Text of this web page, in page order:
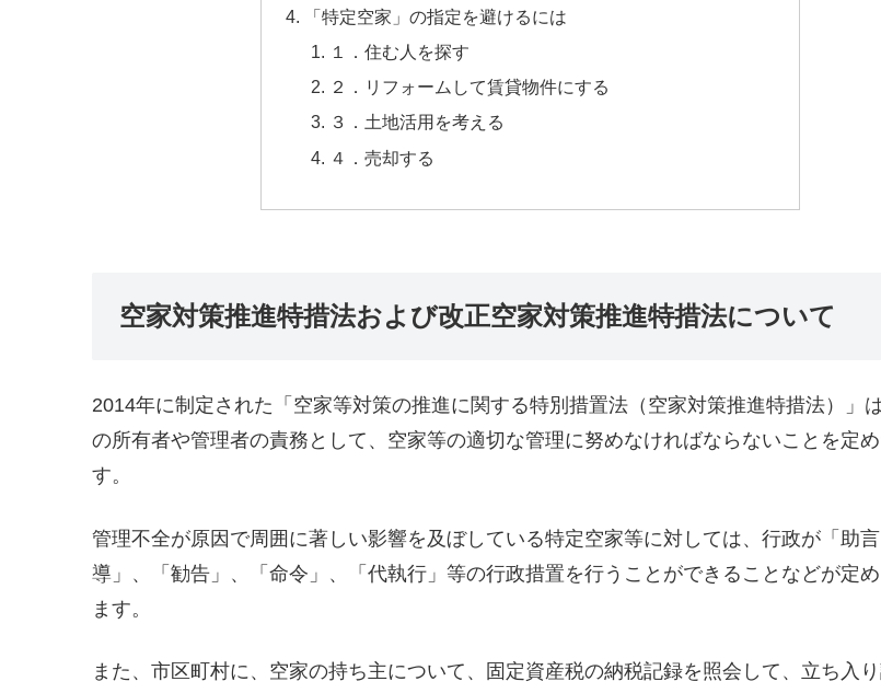
「特定空家」の指定を避けるには
１．住む人を探す
２．リフォームして賃貸物件にする
３．土地活用を考える
４．売却する
空家対策推進特措法および改正空家対策推進特措法について
2014年に制定された「空家等対策の推進に関する特別措置法（空家対策推進特措法）」
の所有者や管理者の責務として、空家等の適切な管理に努めなければならないことを定
す。
管理不全が原因で周囲に著しい影響を及ぼしている特定空家等に対しては、行政が「助
導」、「勧告」、「命令」、「代執行」等の行政措置を行うことができることなどが定
ます。
また、市区町村に、空家の持ち主について、固定資産税の納税記録を照会して、立ち入